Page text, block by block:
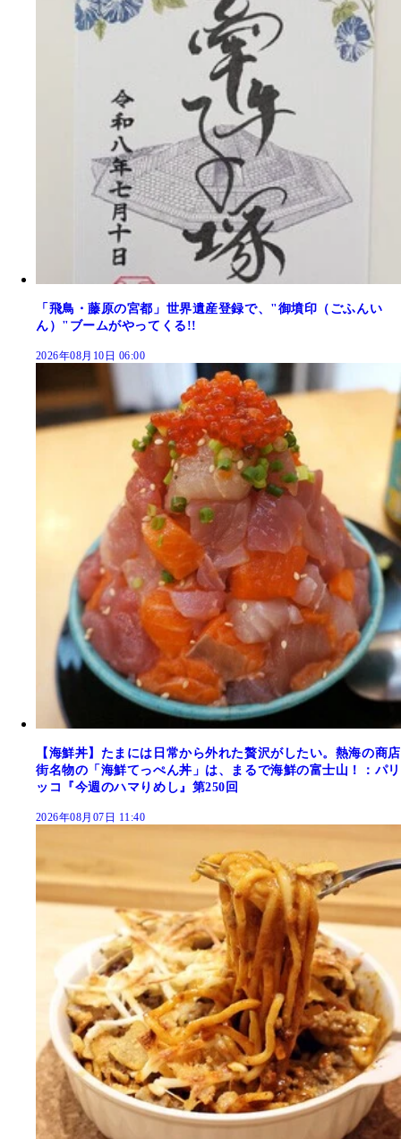
「飛鳥・藤原の宮都」世界遺産登録で、"御墳印（ごふんい
ん）"ブームがやってくる!!
2026年08月10日 06:00
【海鮮丼】たまには日常から外れた贅沢がしたい。熱海の商店
街名物の「海鮮てっぺん丼」は、まるで海鮮の富士山！：パリ
ッコ『今週のハマりめし』第250回
2026年08月07日 11:40